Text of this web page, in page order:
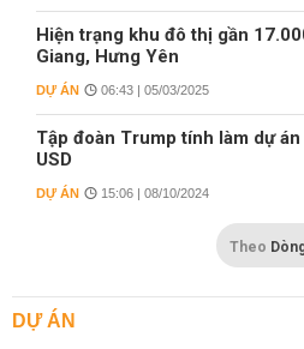
Hiện trạng khu đô thị gần
Giang, Hưng Yên
DỰ ÁN 06:43 | 05/03/2025
Tập đoàn Trump tính làm dự
USD
DỰ ÁN 15:06 | 08/10/2024
Theo
DỰ ÁN